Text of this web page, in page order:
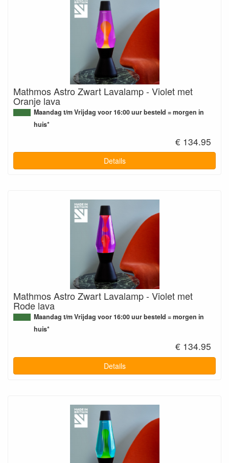
Mathmos Astro Zwart Lavalamp - Violet met
Oranje lava
Maandag t/m Vrijdag voor 16:00 uur besteld = morgen in
huis*
€ 134.95
Details
Mathmos Astro Zwart Lavalamp - Violet met
Rode lava
Maandag t/m Vrijdag voor 16:00 uur besteld = morgen in
huis*
€ 134.95
Details